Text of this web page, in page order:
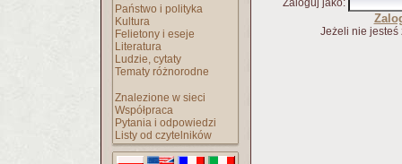
Państwo i polityka
Kultura
Felietony i eseje
Literatura
Ludzie, cytaty
Tematy różnorodne
Znalezione w sieci
Współpraca
Pytania i odpowiedzi
Listy od czytelników
Zaloguj jako:
Jeżeli nie